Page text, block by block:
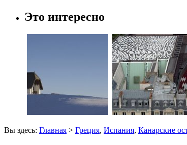
Это интересно
Вы здесь: Главная > Греция, Испания, Канарские